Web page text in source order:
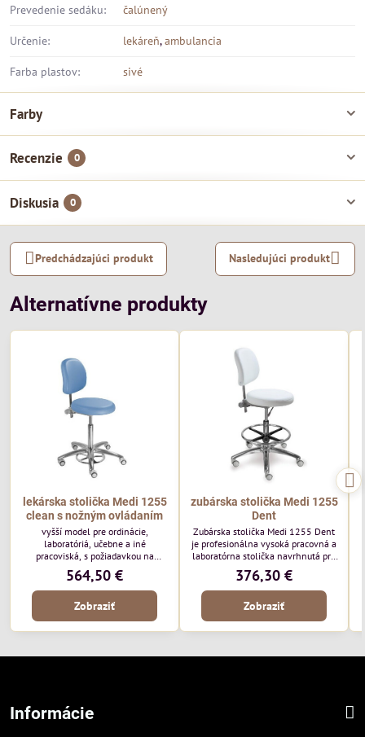
Prevedenie sedáku: čalúnený
Určenie: lekáreň,ambulancia
Farba plastov: sivé
Farby
Recenzie 0
Diskusia 0
Predchádzajúci produkt Nasledujúci produkt
Alternatívne produkty
lekárska stolička Medi 1255
clean s nožným ovládaním
vyšší model pre ordinácie,
laboratóriá, učebne a iné
pracoviská, s požiadavkou na
operadlo pre dlhšie a pohodlné
sedenie. Špeciálny nožný
mechanizmus clean umožňuje, aby
na prácu zostali Vaše ruky čisté.
564,50 €
Zobraziť
zubárska stolička Medi 1255
Dent
Zubárska stolička Medi 1255 Dent
je profesionálna vysoká pracovná a
laboratórna stolička navrhnutá pre
stomatologické ambulancie,
dentálne hygieničky, technikov a
zdravotnícky personál. Vďaka
širokým možnostiam nastavenia
poskytuje maximálny komfort aj pri
dlhodobom sedení počas zákrokov
376,30 €
Zobraziť
Informácie